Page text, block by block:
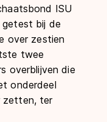
ISU
bij de
over zestien
twee
overblijven die
onderdeel
zetten, ter